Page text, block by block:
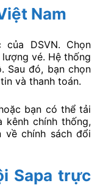
Nam
DSVN. Chọn
vé. Hệ thống
Sau đó, bạn chọn
và thanh toán.
bạn có thể tải
chính thống,
về chính sách đổi
Sapa trực